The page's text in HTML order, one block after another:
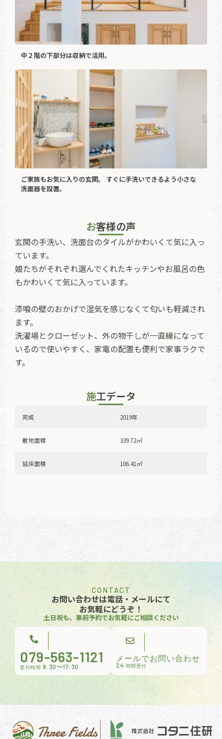
中２階の下部分は収納で活用。
ご家族もお気に入りの玄関。 すぐに手洗いできるよう小さな
洗面器を設置。
お客様の声
玄関の手洗い、洗面台のタイルがかわいくて気に入っ
ています。
娘たちがそれぞれ選んでくれたキッチンやお風呂の色
もかわいくて気に入っています。
漆喰の壁のおかげで湿気を感じなくて匂いも軽減され
ます。
洗濯場とクローゼット、外の物干しが一直線になって
いるので使いやすく、家電の配置も便利で家事ラクで
す。
施工データ
完成 2019年
敷地面積 339.72㎡
延床面積 106.41㎡
CONTACT
お問い合わせは電話・メールにて
お気軽にどうぞ！
土日祝も、事前予約でお気軽にご相談ください
079-563-1121
受付時間 9:30〜17:30
メールでお問い合わせ
24 時間受付